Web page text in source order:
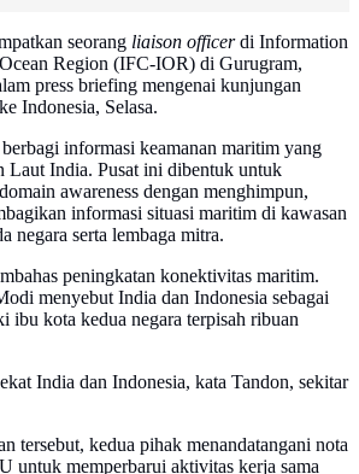
seorang liaison officerdi Information
Region (IFC-IOR) di Gurugram,
press briefing mengenai kunjungan
Indonesia, Selasa.
informasi keamanan maritim yang
Laut India. Pusat ini dibentuk untuk
awareness dengan menghimpun,
informasi situasi maritim di kawasan
negara serta lembaga mitra.
peningkatan konektivitas maritim.
menyebut India dan Indonesia sebagai
ibu kota kedua negara terpisah ribuan
India dan Indonesia, kata Tandon, sekitar
tersebut, kedua pihak menandatangani nota
untuk memperbarui aktivitas kerja sama